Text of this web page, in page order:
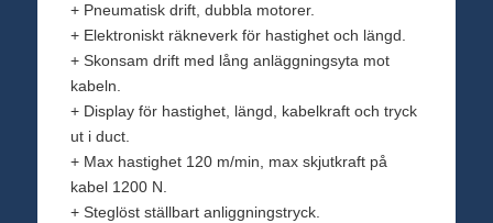
+ Pneumatisk drift, dubbla motorer.
+ Elektroniskt räkneverk för hastighet och längd.
+ Skonsam drift med lång anläggningsyta mot
kabeln.
+ Display för hastighet, längd, kabelkraft och tryck
ut i duct.
+ Max hastighet 120 m/min, max skjutkraft på
kabel 1200 N.
+ Steglöst ställbart anliggningstryck.